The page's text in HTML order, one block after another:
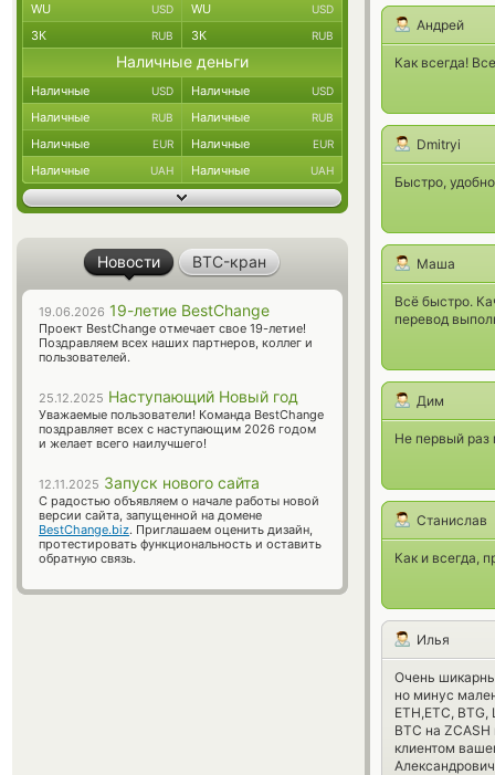
Андрей
Как всегда!
Dmitryi
Быстро,
Маша
Всё быстро.
перевод
Дим
Не первый раз
Станислав
Как и всегда,
Илья
Очень
но минус
ETH,ETC,
BTC на
клиентом
WU USD WU USD
ЗК RUB ЗК RUB
Наличные деньги
Наличные USD Наличные USD
Наличные RUB Наличные RUB
Наличные EUR Наличные EUR
Наличные UAH Наличные UAH
Новости BTC-кран
19.06.2026 19-летие BestChange
Проект BestChange отмечает свое 19-летие!
Поздравляем всех наших партнеров, коллег и
пользователей.
25.12.2025 Наступающий Новый год
Уважаемые пользователи! Команда BestChange
поздравляет всех с наступающим 2026 годом
и желает всего наилучшего!
12.11.2025 Запуск нового сайта
С радостью объявляем о начале работы новой
версии сайта, запущенной на домене
BestChange.biz. Приглашаем оценить дизайн,
протестировать функциональность и оставить
обратную связь.